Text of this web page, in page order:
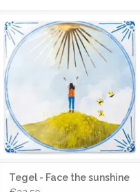
speciaal voor jou!
TOEVOEGEN AAN WINKELWAGEN
Tegel - Face the sunshine